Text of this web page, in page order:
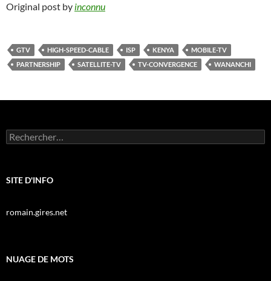
Original post by inconnu
GTV HIGH-SPEED-CABLE ISP KENYA
MOBILE-TV
PARTNERSHIP
SATELLITE-TV TV-CONVERGENCE WANANCHI
Rechercher :
SITE D'INFO
romain.gires.net
NUAGE DE MOTS